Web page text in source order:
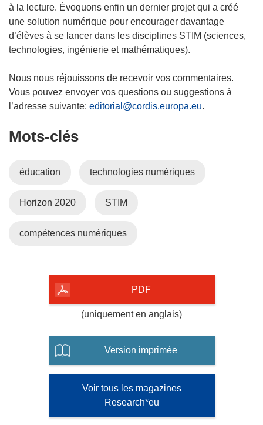
v
e
l
l
f
e
n
)
à la lecture. Évoquons enfin un dernier projet qui a créé
une solution numérique pour encourager davantage
d’élèves à se lancer dans les disciplines STIM (sciences,
technologies, ingénierie et mathématiques).
Nous nous réjouissons de recevoir vos commentaires.
Vous pouvez envoyer vos questions ou suggestions à
l’adresse suivante: editorial@cordis.europa.eu.
Mots‑clés
éducation technologies numériques
Horizon 2020 STIM
compétences numériques
PDF
(uniquement en anglais)
Version imprimée
Voir tous les magazines
Research*eu